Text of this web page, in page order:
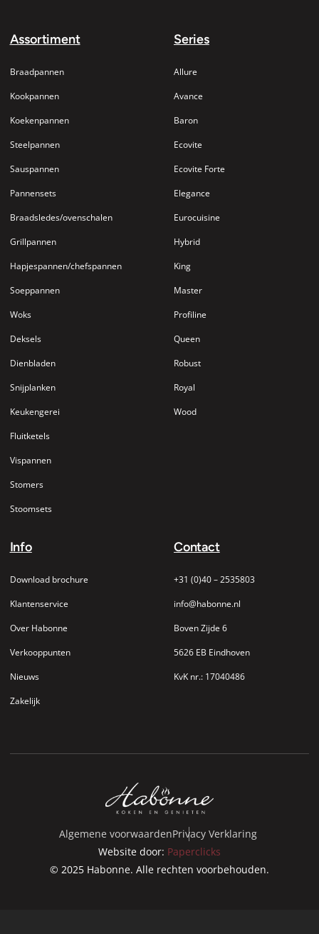
Assortiment
Braadpannen
Kookpannen
Koekenpannen
Steelpannen
Sauspannen
Pannensets
Braadsledes/ovenschalen
Grillpannen
Hapjespannen/chefspannen
Soeppannen
Woks
Deksels
Dienbladen
Snijplanken
Keukengerei
Fluitketels
Vispannen
Stomers
Stoomsets
Series
Allure
Avance
Baron
Ecovite
Ecovite Forte
Elegance
Eurocuisine
Hybrid
King
Master
Profiline
Queen
Robust
Royal
Wood
Info
Download brochure
Klantenservice
Over Habonne
Verkooppunten
Nieuws
Zakelijk
Contact
+31 (0)40 – 2535803
info@habonne.nl
Boven Zijde 6
5626 EB Eindhoven
KvK nr.: 17040486
© 2025 Habonne. Alle rechten voorbehouden.
Website door: Paperclicks
Algemene voorwaardenPrivacy Verklaring